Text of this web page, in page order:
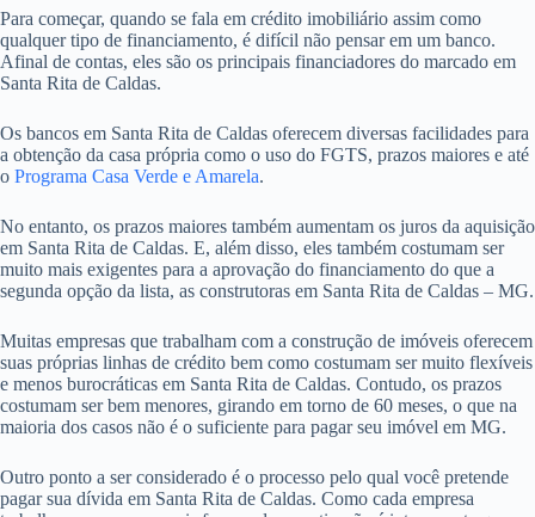
Para começar, quando se fala em crédito imobiliário assim como
qualquer tipo de financiamento, é difícil não pensar em um banco.
Afinal de contas, eles são os principais financiadores do marcado em
Santa Rita de Caldas.
Os bancos em Santa Rita de Caldas oferecem diversas facilidades para
a obtenção da casa própria como o uso do FGTS, prazos maiores e até
o Programa Casa Verde e Amarela.
No entanto, os prazos maiores também aumentam os juros da aquisição
em Santa Rita de Caldas. E, além disso, eles também costumam ser
muito mais exigentes para a aprovação do financiamento do que a
segunda opção da lista, as construtoras em Santa Rita de Caldas – MG.
Muitas empresas que trabalham com a construção de imóveis oferecem
suas próprias linhas de crédito bem como costumam ser muito flexíveis
e menos burocráticas em Santa Rita de Caldas. Contudo, os prazos
costumam ser bem menores, girando em torno de 60 meses, o que na
maioria dos casos não é o suficiente para pagar seu imóvel em MG.
Outro ponto a ser considerado é o processo pelo qual você pretende
pagar sua dívida em Santa Rita de Caldas. Como cada empresa